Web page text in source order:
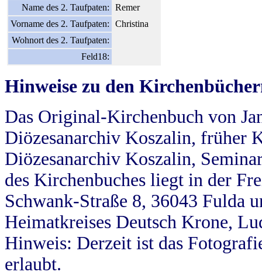
Name des 2. Taufpaten:
Remer
Vorname des 2. Taufpaten:
Christina
Wohnort des 2. Taufpaten:
Feld18:
Hinweise zu den
Das Original-Kirchenbuch von
Diözesanarchiv Koszalin, früher
Diözesanarchiv Koszalin,
des Kirchenbuches liegt in der
Schwank-Straße 8, 36043 Fulda
Heimatkreises Deutsch Krone,
Hinweis: Derzeit ist das
erlaubt.